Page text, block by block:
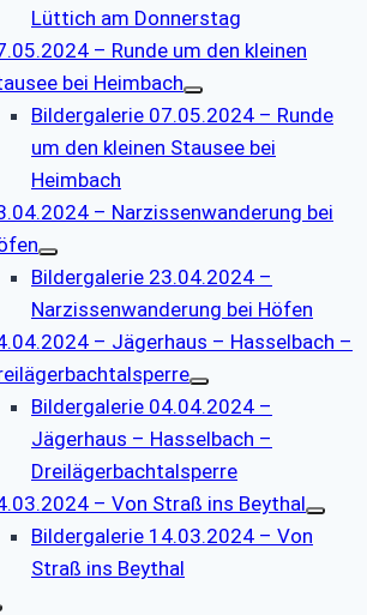
Lüttich am Donnerstag
– Runde um den kleinen
bei Heimbach
Bildergalerie 07.05.2024 – Runde
um den kleinen Stausee bei
Heimbach
– Narzissenwanderung bei
Bildergalerie 23.04.2024 –
Narzissenwanderung bei Höfen
– Jägerhaus – Hasselbach –
Bildergalerie 04.04.2024 –
Jägerhaus – Hasselbach –
Dreilägerbachtalsperre
– Von Straß ins Beythal
Bildergalerie 14.03.2024 – Von
Straß ins Beythal